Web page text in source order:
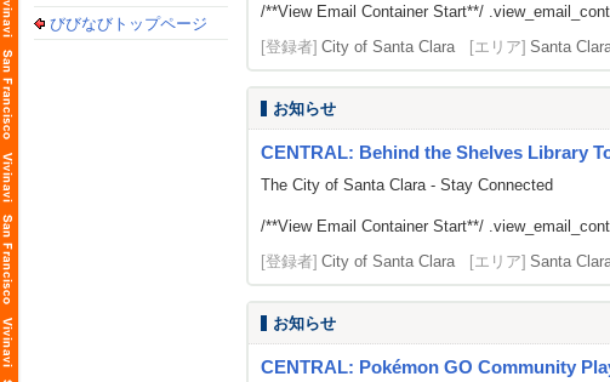
びびなびトップページ
/**View Email Container Start**/
[登録者] City of Santa Clara [エリア] Santa
お知らせ
CENTRAL: Behind the Shelves Library
The City of Santa Clara - Stay Connected
/**View Email Container Start**/
[登録者] City of Santa Clara [エリア] Santa
お知らせ
CENTRAL: Pokémon GO Community